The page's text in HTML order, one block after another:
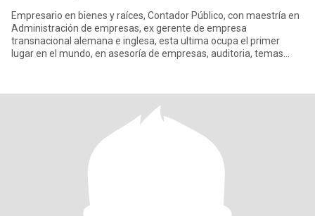
Empresario en bienes y raíces, Contador Público, con maestría en
Administración de empresas, ex gerente de empresa
transnacional alemana e inglesa, esta ultima ocupa el primer
lugar en el mundo, en asesoría de empresas, auditoria, temas